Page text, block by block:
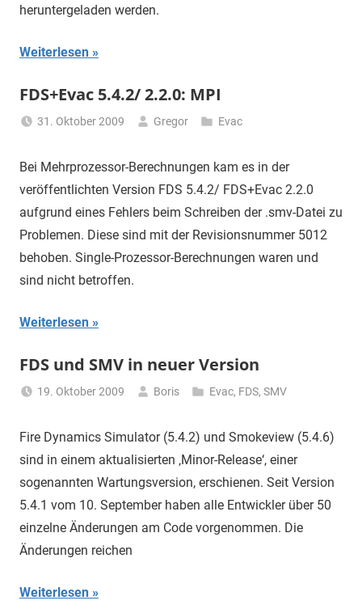
heruntergeladen werden.
Weiterlesen
FDS+Evac 5.4.2/ 2.2.0: MPI
31. Oktober 2009 Gregor Evac
Bei Mehrprozessor-Berechnungen kam es in der
veröffentlichten Version FDS 5.4.2/ FDS+Evac 2.2.0
aufgrund eines Fehlers beim Schreiben der .smv-Datei zu
Problemen. Diese sind mit der Revisionsnummer 5012
behoben. Single-Prozessor-Berechnungen waren und
sind nicht betroffen.
Weiterlesen
FDS und SMV in neuer Version
19. Oktober 2009 Boris Evac, FDS, SMV
Fire Dynamics Simulator (5.4.2) und Smokeview (5.4.6)
sind in einem aktualisierten ‚Minor-Release‘, einer
sogenannten Wartungsversion, erschienen. Seit Version
5.4.1 vom 10. September haben alle Entwickler über 50
einzelne Änderungen am Code vorgenommen. Die
Änderungen reichen
Weiterlesen